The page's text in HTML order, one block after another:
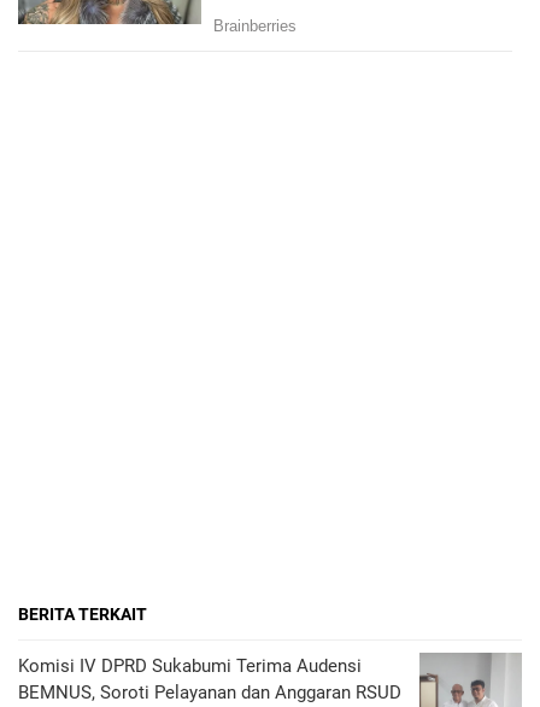
BERITA TERKAIT
Komisi IV DPRD Sukabumi Terima Audensi
BEMNUS, Soroti Pelayanan dan Anggaran RSUD